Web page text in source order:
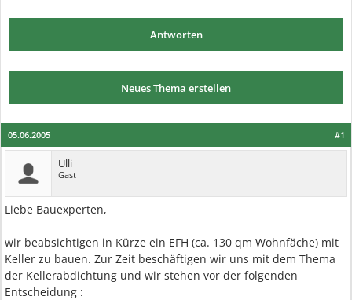
Antworten
Neues Thema erstellen
#1
05.06.2005
Ulli
Gast
Liebe Bauexperten,
wir beabsichtigen in Kürze ein EFH (ca. 130 qm Wohnfäche) mit
Keller zu bauen. Zur Zeit beschäftigen wir uns mit dem Thema
der Kellerabdichtung und wir stehen vor der folgenden
Entscheidung :